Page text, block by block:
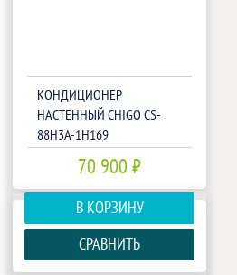
КОНДИЦИОНЕР
НАСТЕННЫЙ CHIGO CS-
88H3A-1H169
70 900 ₽
В КОРЗИНУ
СРАВНИТЬ